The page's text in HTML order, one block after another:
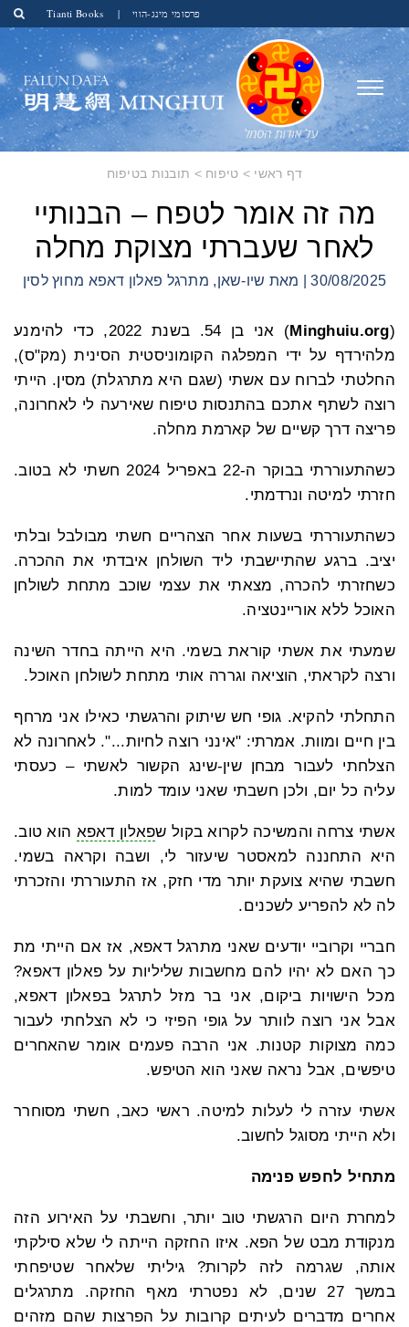
פרסומי מינג-הווי |
Tianti Books
דף ראשי > טיפוח > תובנות בטיפוח
מה זה אומר לטפח – הבנותיי
לאחר שעברתי מצוקת מחלה
30/08/2025 | מאת שיו-שאן, מתרגל פאלון דאפא מחוץ לסין
(
Minghuiu.org
) אני בן 54. בשנת 2022, כדי להימנע
מלהירדף על ידי המפלגה הקומוניסטית הסינית (מק"ס),
החלטתי לברוח עם אשתי (שגם היא מתרגלת) מסין. הייתי
רוצה לשתף אתכם בהתנסות טיפוח שאירעה לי לאחרונה,
פריצה דרך קשיים של קארמת מחלה.
כשהתעוררתי בבוקר ה-22 באפריל 2024 חשתי לא בטוב.
חזרתי למיטה ונרדמתי.
כשהתעוררתי בשעות אחר הצהריים חשתי מבולבל ובלתי
יציב. ברגע שהתיישבתי ליד השולחן איבדתי את ההכרה.
כשחזרתי להכרה, מצאתי את עצמי שוכב מתחת לשולחן
האוכל ללא אוריינטציה.
שמעתי את אשתי קוראת בשמי. היא הייתה בחדר השינה
ורצה לקראתי, הוציאה וגררה אותי מתחת לשולחן האוכל.
התחלתי להקיא. גופי חש שיתוק והרגשתי כאילו אני מרחף
בין חיים ומוות. אמרתי: "אינני רוצה לחיות...". לאחרונה לא
הצלחתי לעבור מבחן שין-שינג הקשור לאשתי – כעסתי
עליה כל יום, ולכן חשבתי שאני עומד למות.
אשתי צרחה והמשיכה לקרוא בקול שפאלון דאפא הוא טוב.
היא התחננה למאסטר שיעזור לי, ושבה וקראה בשמי.
חשבתי שהיא צועקת יותר מדי חזק, אז התעוררתי והזכרתי
לה לא להפריע לשכנים.
חבריי וקרוביי יודעים שאני מתרגל דאפא, אז אם הייתי מת
כך האם לא יהיו להם מחשבות שליליות על פאלון דאפא?
מכל הישויות ביקום, אני בר מזל לתרגל בפאלון דאפא,
אבל אני רוצה לוותר על גופי הפיזי כי לא הצלחתי לעבור
כמה מצוקות קטנות. אני הרבה פעמים אומר שהאחרים
טיפשים, אבל נראה שאני הוא הטיפש.
אשתי עזרה לי לעלות למיטה. ראשי כאב, חשתי מסוחרר
ולא הייתי מסוגל לחשוב.
מתחיל לחפש פנימה
למחרת היום הרגשתי טוב יותר, וחשבתי על האירוע הזה
מנקודת מבט של הפא. איזו החזקה הייתה לי שלא סילקתי
אותה, שגרמה לזה לקרות? גיליתי שלאחר שטיפחתי
במשך 27 שנים, לא נפטרתי מאף החזקה. מתרגלים
אחרים מדברים לעיתים קרובות על הפרצות שהם מזהים